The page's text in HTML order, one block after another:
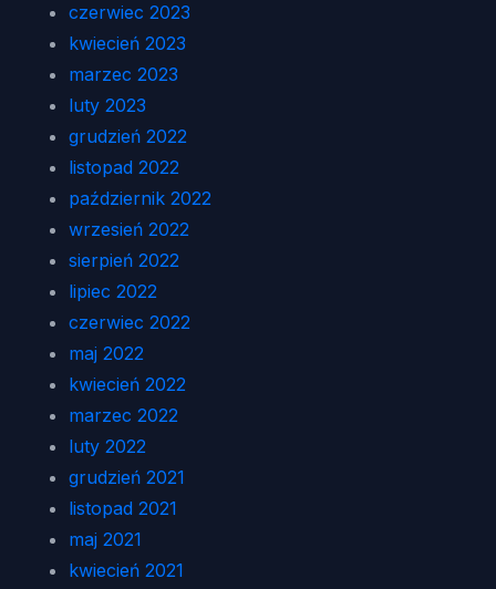
czerwiec 2023
kwiecień 2023
marzec 2023
luty 2023
grudzień 2022
listopad 2022
październik 2022
wrzesień 2022
sierpień 2022
lipiec 2022
czerwiec 2022
maj 2022
kwiecień 2022
marzec 2022
luty 2022
grudzień 2021
listopad 2021
maj 2021
kwiecień 2021